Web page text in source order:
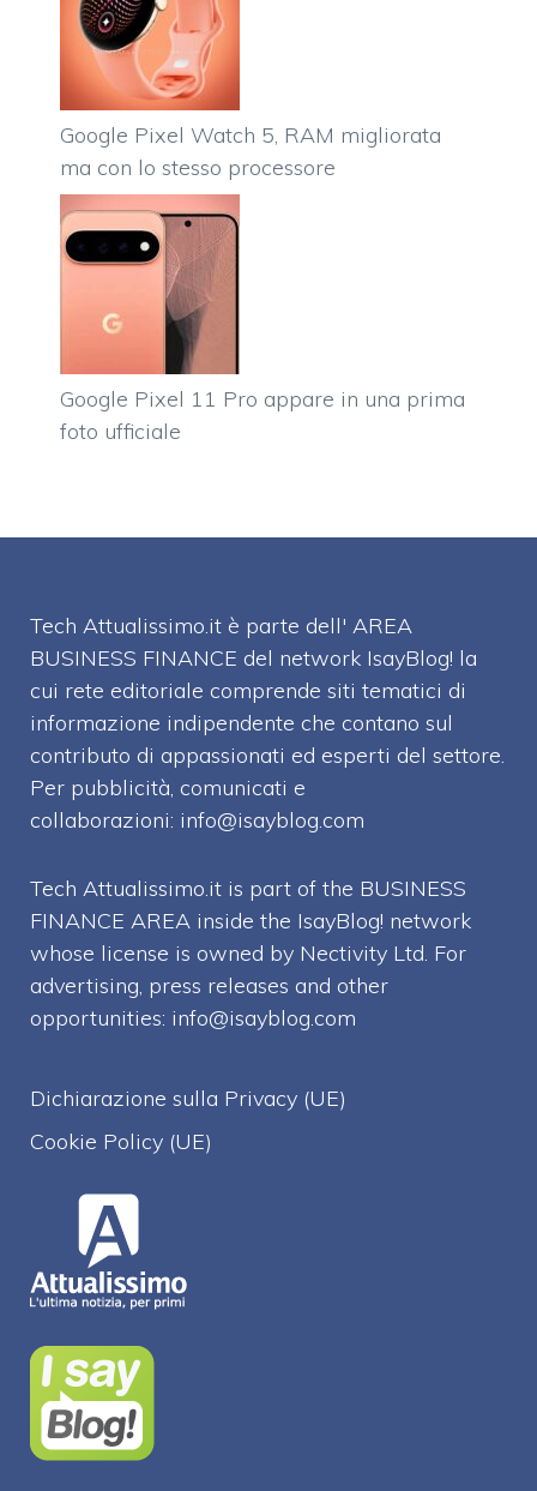
Google Pixel Watch 5, RAM migliorata
ma con lo stesso processore
Google Pixel 11 Pro appare in una prima
foto ufficiale
Tech Attualissimo.it è parte dell' AREA
BUSINESS FINANCE del network IsayBlog! la
cui rete editoriale comprende siti tematici di
informazione indipendente che contano sul
contributo di appassionati ed esperti del settore.
Per pubblicità, comunicati e
collaborazioni: info@isayblog.com
Tech Attualissimo.it is part of the BUSINESS
FINANCE AREA inside the IsayBlog! network
whose license is owned by Nectivity Ltd. For
advertising, press releases and other
opportunities: info@isayblog.com
Dichiarazione sulla Privacy (UE)
Cookie Policy (UE)